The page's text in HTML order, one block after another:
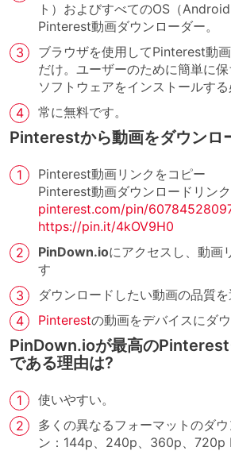
ト）およびすべてのOS（
Pinterest動画ダウンローダー。
ブラウザを使用してPinterest動
だけ。ユーザーのために簡単に保
ソフトウェアをインストールする
常に無料です。
Pinterestから動画をダウンロ
Pinterest動画リンクをコピー
Pinterest動画ダウンロードリン
pinterest.com/pin/
https://pin.it/4kOV9H0
PinDown.ioにアクセスし、動画
す
ダウンロードしたい動画の品質
Pinterestの動画をデバイスにダ
PinDown.ioが最高のPinterest
である理由は?
使いやすい。
多くの異なるフォーマットのダ
ン：144p、240p、360p、720p